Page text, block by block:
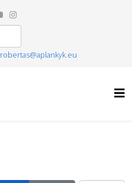
robertas@aplankyk.eu